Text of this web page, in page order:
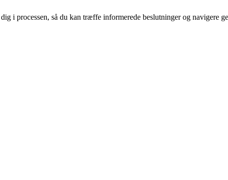
i processen, så du kan træffe informerede beslutninger og navigere